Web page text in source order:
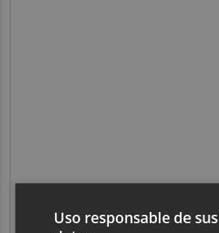
Uso responsable de sus